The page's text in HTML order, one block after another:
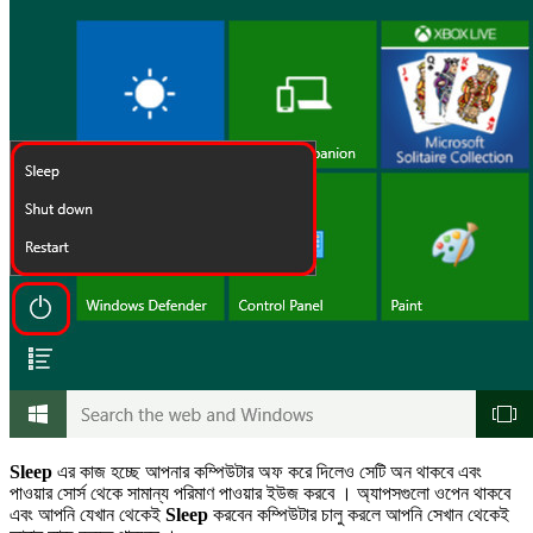
Sleep এর কাজ হচ্ছে আপনার কম্পিউটার অফ করে দিলেও সেটি অন থাকবে এবং
পাওয়ার সোর্স থেকে সামান্য পরিমাণ পাওয়ার ইউজ করবে । অ্যাপসগুলো ওপেন থাকবে
এবং আপনি যেখান থেকেই Sleep করবেন কম্পিউটার চালু করলে আপনি সেখান থেকেই